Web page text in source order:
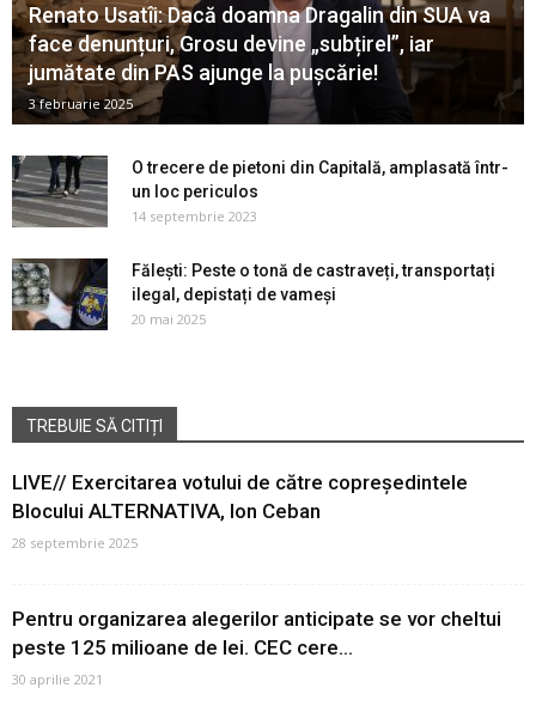
Renato Usatîi: Dacă doamna Dragalin din SUA va
face denunțuri, Grosu devine „subțirel”, iar
jumătate din PAS ajunge la pușcărie!
3 februarie 2025
O trecere de pietoni din Capitală, amplasată într-
un loc periculos
14 septembrie 2023
Fălești: Peste o tonă de castraveți, transportați
ilegal, depistați de vameși
20 mai 2025
TREBUIE SĂ CITIȚI
LIVE// Exercitarea votului de către copreședintele
Blocului ALTERNATIVA, Ion Ceban
28 septembrie 2025
Pentru organizarea alegerilor anticipate se vor cheltui
peste 125 milioane de lei. CEC cere...
30 aprilie 2021